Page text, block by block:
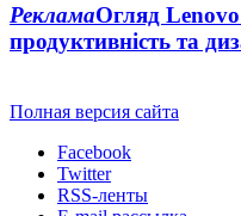
РекламаОгляд
продуктивність та
Полная версия сайта
Facebook
Twitter
RSS-ленты